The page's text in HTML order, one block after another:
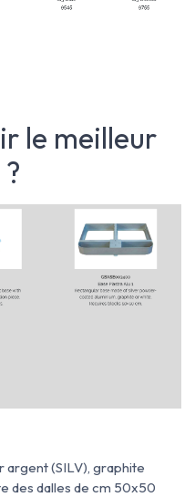
le meilleur
argent (SILV), graphite
des dalles de cm 50x50